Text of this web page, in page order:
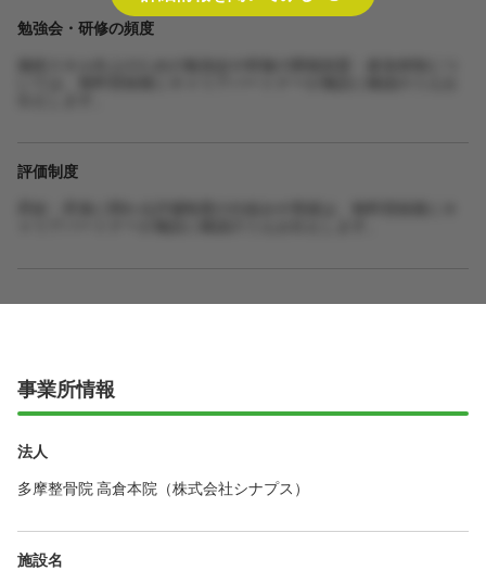
勉強会・研修の頻度
評価制度
事業所情報
法人
多摩整骨院 高倉本院（株式会社シナプス）
施設名